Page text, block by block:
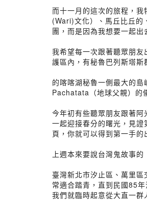
而十一月的這次的旅程，
(Wari)文化）、馬丘比丘的
團，而是因為我想要一起出
我希望每一次跟著聽眾朋
護區內，有秘魯巴列斯塔斯
的喀喀湖秘魯一側最大的
Pachatata（地球父親）的
今年初有些聽眾朋友跟著
一起迎接春分的曙光，見
頁，你就可以得到第一手的
上週本來要說台灣鬼故事
臺灣新北市汐止區、萬里
常適合踏青，直到民國85
我們就臨時起意從大直一